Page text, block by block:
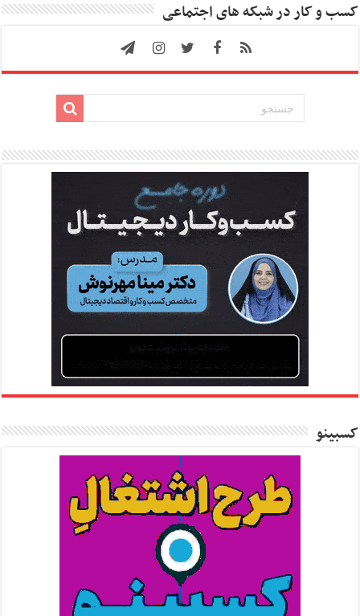
کسب و کار در شبکه های اجتماعی
کسبینو